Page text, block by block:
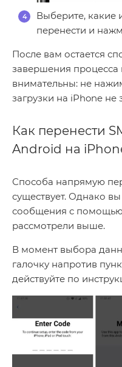
Выберите, какие
перенести и
После вам остается
завершения процесса
внимательны: не
загрузки на iPhone не
Как перенести
Android на
Способа напрямую
существует. Однако
сообщения с
рассмотрели выше.
В момент выбора
галочку напротив
действуйте по